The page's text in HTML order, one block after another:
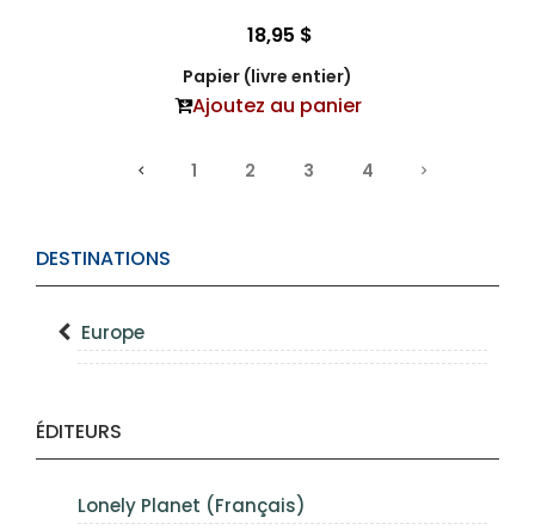
DESTINATIONS
Europe
ÉDITEURS
Lonely Planet (Français)
18,95 $
Papier (livre entier)
Ajoutez au panier
1 2 3 4